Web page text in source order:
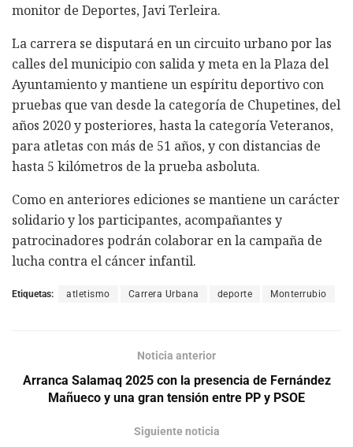
monitor de Deportes, Javi Terleira.
La carrera se disputará en un circuito urbano por las
calles del municipio con salida y meta en la Plaza del
Ayuntamiento y mantiene un espíritu deportivo con
pruebas que van desde la categoría de Chupetines, del
años 2020 y posteriores, hasta la categoría Veteranos,
para atletas con más de 51 años, y con distancias de
hasta 5 kilómetros de la prueba asboluta.
Como en anteriores ediciones se mantiene un carácter
solidario y los participantes, acompañantes y
patrocinadores podrán colaborar en la campaña de
lucha contra el cáncer infantil.
Etiquetas: atletismo Carrera Urbana deporte Monterrubio
Noticia anterior
Arranca Salamaq 2025 con la presencia de Fernández
Mañueco y una gran tensión entre PP y PSOE
Siguiente noticia